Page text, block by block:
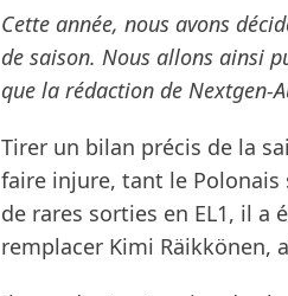
Cette année, nous avons
de saison. Nous allons ainsi
que la rédaction de Nextgen-
Tirer un bilan précis de la
faire injure, tant le Polonais
de rares sorties en EL1, il a
remplacer Kimi Räikkönen,